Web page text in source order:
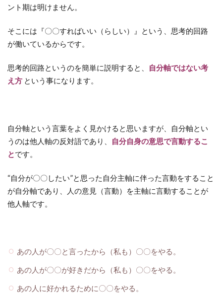
ント期は明けません。
そこには『〇〇すればいい（らしい）』という、思考的回路
が働いているからです。
思考的回路というのを簡単に説明すると、
自分軸ではない考
え方 という事になります。
自分軸という言葉をよく見かけると思いますが、自分軸とい
うのは他人軸の反対語であり、
自分自身の意思で言動するこ
とです。
“自分が〇〇したい”と思った自分主軸に伴った言動をすること
が自分軸であり、人の意見（言動）を主軸に言動することが
他人軸です。
あの人が〇〇と言ったから（私も）〇〇をやる。
あの人が〇〇が好きだから（私も）〇〇をやる。
あの人に好かれるために〇〇をやる。